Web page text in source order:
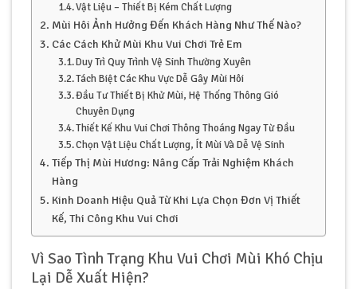
Vật Liệu – Thiết Bị Kém Chất Lượng
Mùi Hôi Ảnh Hưởng Đến Khách Hàng Như Thế Nào?
Các Cách Khử Mùi Khu Vui Chơi Trẻ Em
Duy Trì Quy Trình Vệ Sinh Thường Xuyên
Tách Biệt Các Khu Vực Dễ Gây Mùi Hôi
Đầu Tư Thiết Bị Khử Mùi, Hệ Thống Thông Gió
Chuyên Dụng
Thiết Kế Khu Vui Chơi Thông Thoáng Ngay Từ Đầu
Chọn Vật Liệu Chất Lượng, Ít Mùi Và Dễ Vệ Sinh
Tiếp Thị Mùi Hương: Nâng Cấp Trải Nghiệm Khách
Hàng
Kinh Doanh Hiệu Quả Từ Khi Lựa Chọn Đơn Vị Thiết
Kế, Thi Công Khu Vui Chơi
Vì Sao Tình Trạng Khu Vui Chơi Mùi Khó Chịu
Lại Dễ Xuất Hiện?